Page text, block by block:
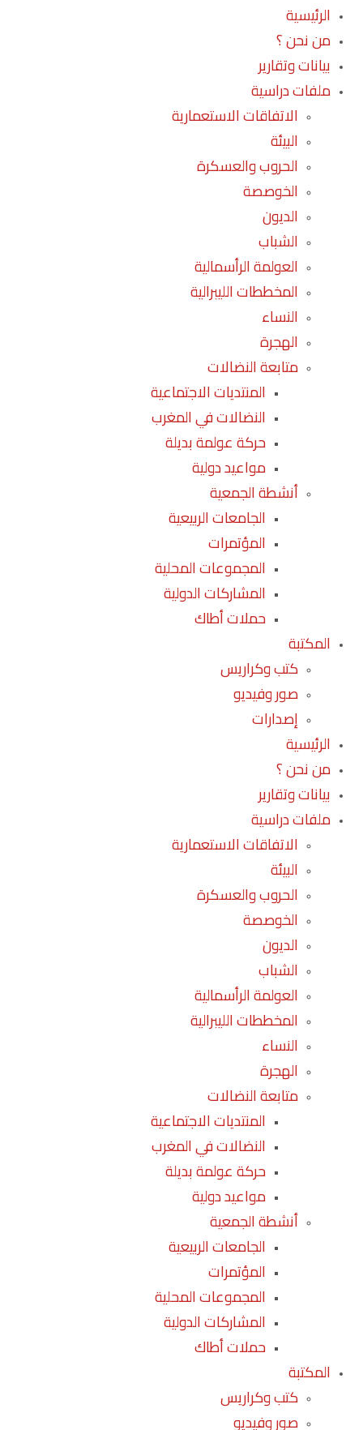
الرئيسية
من نحن ؟
بيانات وتقارير
ملفات دراسية
الاتفاقات الاستعمارية
البيئة
الحروب والعسكرة
الخوصصة
الديون
الشباب
العولمة الرأسمالية
المخططات الليبرالية
النساء
الهجرة
متابعة النضالات
المنتديات الاجتماعية
النضالات في المغرب
حركة عولمة بديلة
مواعيد دولية
أنشطة الجمعية
الجامعات الربيعية
المؤتمرات
المجموعات المحلية
المشاركات الدولية
حملات أطاك
المكتبة
كتب وكراريس
صور وفيديو
إصدارات
الرئيسية
من نحن ؟
بيانات وتقارير
ملفات دراسية
الاتفاقات الاستعمارية
البيئة
الحروب والعسكرة
الخوصصة
الديون
الشباب
العولمة الرأسمالية
المخططات الليبرالية
النساء
الهجرة
متابعة النضالات
المنتديات الاجتماعية
النضالات في المغرب
حركة عولمة بديلة
مواعيد دولية
أنشطة الجمعية
الجامعات الربيعية
المؤتمرات
المجموعات المحلية
المشاركات الدولية
حملات أطاك
المكتبة
كتب وكراريس
صور وفيديو